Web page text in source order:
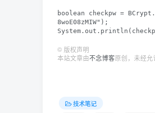
boolean checkpw =
8woE08zMIW");
© 版权声明
本站文章由不念博客原创，未经允
技术笔记